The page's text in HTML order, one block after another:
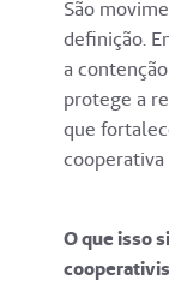
São
definição.
a
protege a
que
O que isso